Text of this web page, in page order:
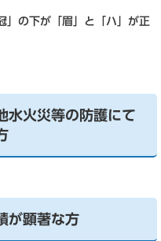
の下が「眉」と「ハ」が正
水火災等の防護にて
が顕著な方